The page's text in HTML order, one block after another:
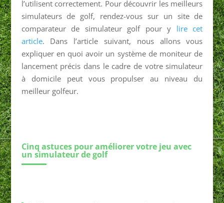
l’utilisent correctement. Pour découvrir les meilleurs
simulateurs de golf, rendez-vous sur un site de
comparateur de simulateur golf pour y lire cet
article. Dans l’article suivant, nous allons vous
expliquer en quoi avoir un système de moniteur de
lancement précis dans le cadre de votre simulateur
à domicile peut vous propulser au niveau du
meilleur golfeur.
Cinq astuces pour améliorer votre jeu avec
un simulateur de golf